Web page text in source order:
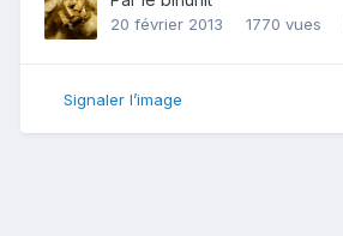
20 février 2013 1770 vues
Signaler l’image